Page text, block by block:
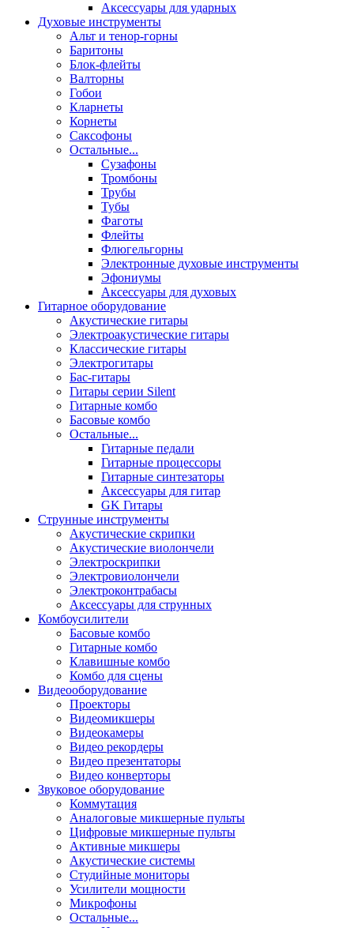
Аксессуары для ударных
Духовые инструменты
Альт и тенор-горны
Баритоны
Блок-флейты
Валторны
Гобои
Кларнеты
Корнеты
Саксофоны
Остальные...
Сузафоны
Тромбоны
Трубы
Тубы
Фаготы
Флейты
Флюгельгорны
Электронные духовые инструменты
Эфониумы
Аксессуары для духовых
Гитарное оборудование
Акустические гитары
Электроакустические гитары
Классические гитары
Электрогитары
Бас-гитары
Гитары серии Silent
Гитарные комбо
Басовые комбо
Остальные...
Гитарные педали
Гитарные процессоры
Гитарные синтезаторы
Аксессуары для гитар
GK Гитары
Струнные инструменты
Акустические скрипки
Акустические виолончели
Электроскрипки
Электровиолончели
Электроконтрабасы
Аксессуары для струнных
Комбоусилители
Басовые комбо
Гитарные комбо
Клавишные комбо
Комбо для сцены
Видеооборудование
Проекторы
Видеомикшеры
Видеокамеры
Видео рекордеры
Видео презентаторы
Видео конверторы
Звуковое оборудование
Коммутация
Аналоговые микшерные пульты
Цифровые микшерные пульты
Активные микшеры
Акустические системы
Студийные мониторы
Усилители мощности
Микрофоны
Остальные...